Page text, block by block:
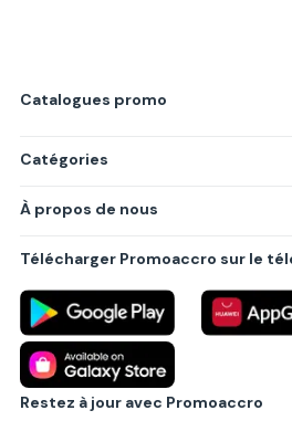
Catalogues promo
Catégories
Produits
Villes principales
À propos de nous
Politique de confidentialité
Règlements
Partenariat B2B
Blog
Contact
Télécharger Promoaccro sur le
Restez à jour avec Promoaccro